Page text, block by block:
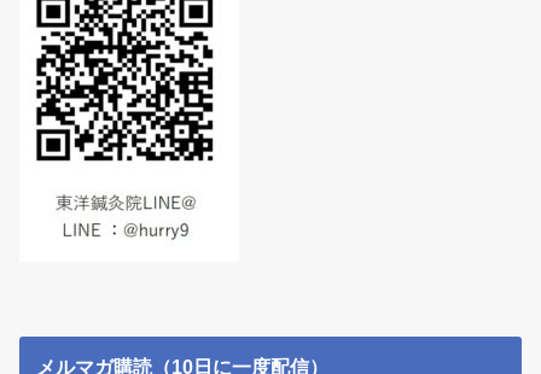
メルマガ購読（10日に一度配信）